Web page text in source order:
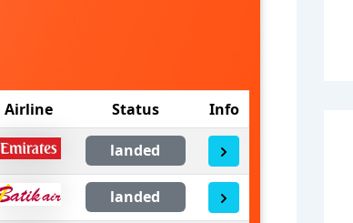
Airline Status
Info
landed
landed